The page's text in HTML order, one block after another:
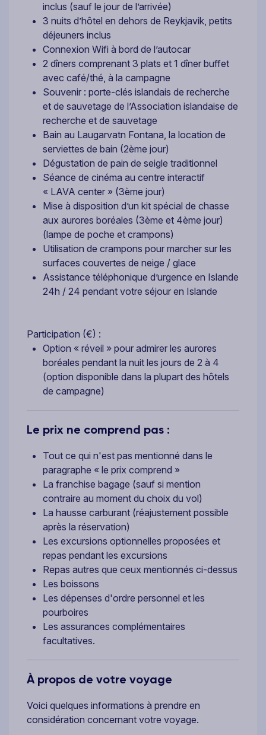
inclus (sauf le jour de l’arrivée)
3 nuits d’hôtel en dehors de Reykjavik, petits
déjeuners inclus
Connexion Wifi à bord de l’autocar
2 dîners comprenant 3 plats et 1 dîner buffet
avec café/thé, à la campagne
Souvenir : porte-clés islandais de recherche
et de sauvetage de l’Association islandaise de
recherche et de sauvetage
Bain au Laugarvatn Fontana, la location de
serviettes de bain (2ème jour)
Dégustation de pain de seigle traditionnel
Séance de cinéma au centre interactif
« LAVA center » (3ème jour)
Mise à disposition d’un kit spécial de chasse
aux aurores boréales (3ème et 4ème jour)
(lampe de poche et crampons)
Utilisation de crampons pour marcher sur les
surfaces couvertes de neige / glace
Assistance téléphonique d’urgence en Islande
24h / 24 pendant votre séjour en Islande
Participation (€) :
Option « réveil » pour admirer les aurores
boréales pendant la nuit les jours de 2 à 4
(option disponible dans la plupart des hôtels
de campagne)
Le prix ne comprend pas :
Tout ce qui n'est pas mentionné dans le
paragraphe « le prix comprend »
La franchise bagage (sauf si mention
contraire au moment du choix du vol)
La hausse carburant (réajustement possible
après la réservation)
Les excursions optionnelles proposées et
repas pendant les excursions
Repas autres que ceux mentionnés ci-dessus
Les boissons
Les dépenses d'ordre personnel et les
pourboires
Les assurances complémentaires
facultatives.
À propos de votre voyage
Voici quelques informations à prendre en
considération concernant votre voyage.